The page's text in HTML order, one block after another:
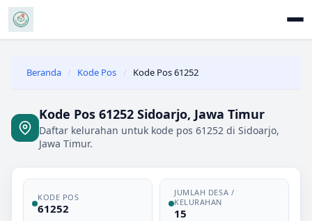
Beranda / Kode Pos / Kode Pos 61252
Kode Pos 61252 Sidoarjo, Jawa Timur
Daftar kelurahan untuk kode pos 61252 di Sidoarjo,
Jawa Timur.
KODE POS
61252
JUMLAH DESA /
KELURAHAN
15